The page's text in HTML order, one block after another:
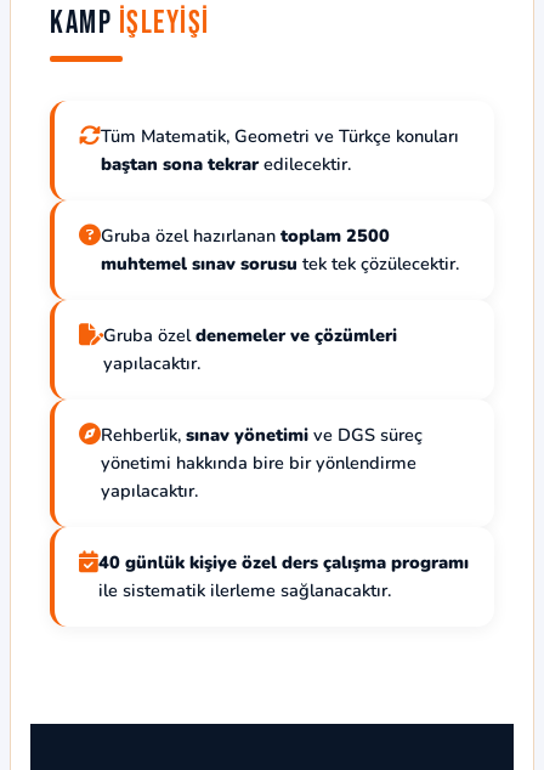
Kamp İşleyişi
Tüm Matematik, Geometri ve Türkçe konuları
baştan sona tekraredilecektir.
Gruba özel hazırlanan toplam 2500
muhtemel sınav sorusu tek tek çözülecektir.
Gruba özeldenemeler ve çözümleri
yapılacaktır.
Rehberlik, sınav yönetimi ve DGS süreç
yönetimi hakkında bire bir yönlendirme
yapılacaktır.
40 günlük kişiye özel ders çalışma programı
ile sistematik ilerleme sağlanacaktır.